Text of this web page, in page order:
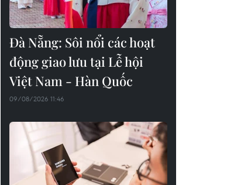
Đà Nẵng: Sôi nổi các hoạt
động giao lưu tại Lễ hội
Việt Nam - Hàn Quốc
09/08/2026 11:46